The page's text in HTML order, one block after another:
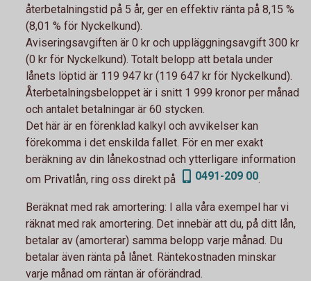
återbetalningstid på 5 år, ger en effektiv ränta på 8,15 %
(8,01 % för Nyckelkund).
Aviseringsavgiften är 0 kr och uppläggningsavgift 300 kr
(0 kr för Nyckelkund). Totalt belopp att betala under
lånets löptid är 119 947 kr (119 647 kr för Nyckelkund).
Återbetalningsbeloppet är i snitt 1 999 kronor per månad
och antalet betalningar är 60 stycken.
Det här är en förenklad kalkyl och avvikelser kan
förekomma i det enskilda fallet. För en mer exakt
beräkning av din lånekostnad och ytterligare information
om Privatlån, ring oss direkt på
0491-209 00.
Beräknat med rak amortering: I alla våra exempel har vi
räknat med rak amortering. Det innebär att du, på ditt lån,
betalar av (amorterar) samma belopp varje månad. Du
betalar även ränta på lånet. Räntekostnaden minskar
varje månad om räntan är oförändrad.